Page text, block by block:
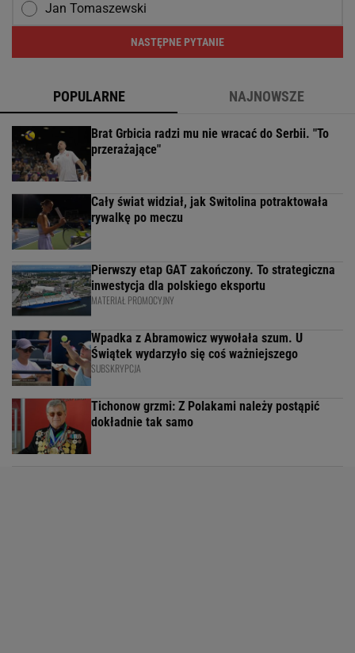
Jan Tomaszewski
NASTĘPNE PYTANIE
POPULARNE NAJNOWSZE
Brat Grbicia radzi mu nie wracać do Serbii. "To
przerażające"
Cały świat widział, jak Switolina potraktowała
rywalkę po meczu
Pierwszy etap GAT zakończony. To strategiczna
inwestycja dla polskiego eksportu
MATERIAŁ PROMOCYJNY
Wpadka z Abramowicz wywołała szum. U
Świątek wydarzyło się coś ważniejszego
SUBSKRYPCJA
Tichonow grzmi: Z Polakami należy postąpić
dokładnie tak samo